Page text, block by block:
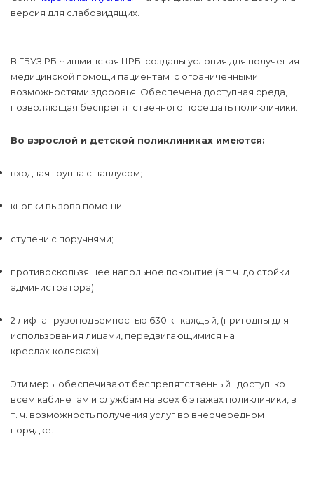
версия для слабовидящих.
В ГБУЗ РБ Чишминская ЦРБ созданы условия для получения
медицинской помощи пациентам с ограниченными
возможностями здоровья. Обеспечена доступная среда,
позволяющая беспрепятственного посещать поликлиники.
Во взрослой и детской поликлиниках имеются:
входная группа с пандусом;
кнопки вызова помощи;
ступени с поручнями;
противоскользящее напольное покрытие (в т.ч. до стойки
администратора);
2 лифта грузоподъемностью 630 кг каждый, (пригодны для
использования лицами, передвигающимися на
креслах‑колясках).
Эти меры обеспечивают беспрепятственный доступ ко
всем кабинетам и службам на всех 6 этажах поликлиники, в
т. ч. возможность получения услуг во внеочередном
порядке.